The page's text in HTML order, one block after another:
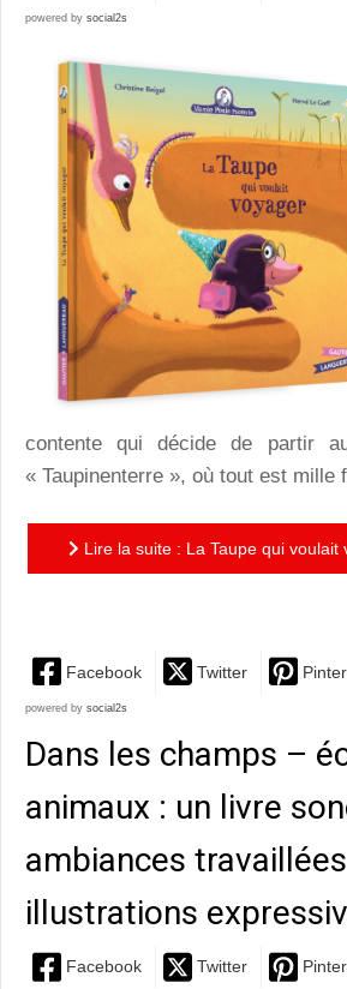
powered by social2s
contente qui décide de partir
« Taupinenterre », où tout est mille
Lire la suite : La Taupe qui
Facebook Twitter
powered by social2s
Dans les champs –
animaux : un livre
ambiances
illustrations
Facebook Twitter